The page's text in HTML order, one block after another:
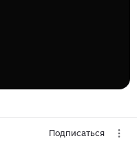
Подписаться